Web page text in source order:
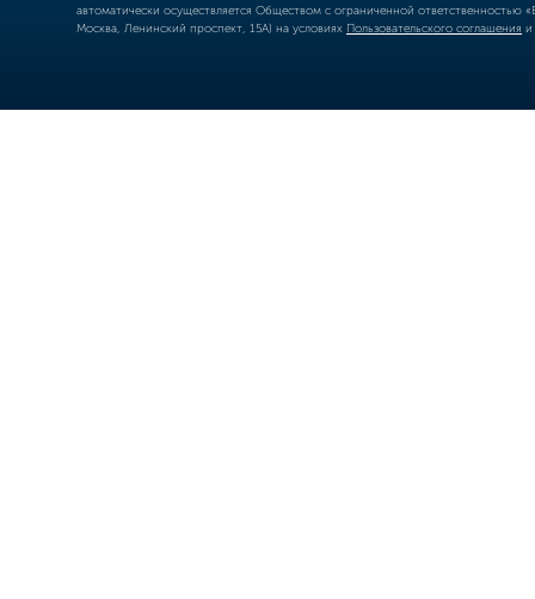
автоматически осуществляется Обществом с ограниченной
Москва, Ленинский проспект, 15А) на условиях Пользовательского соглашения и